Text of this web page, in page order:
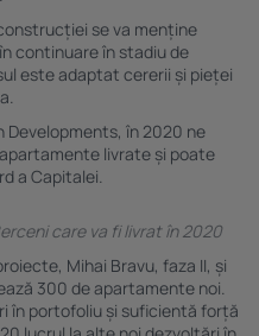
se va menține
continuare în stadiu de
este adaptat cererii și pieței
în 2020 ne
livrate și poate
a Capitalei.
care va fi livrat în 2020
Mihai Bravu, faza II, și
300 de apartamente noi.
în portofoliu și suficientă forță